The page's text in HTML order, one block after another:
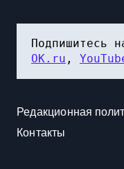
Подпишитесь
OK.ru ,
Редакционная
Контакты